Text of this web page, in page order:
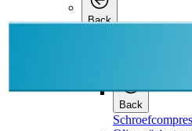
Back
Back